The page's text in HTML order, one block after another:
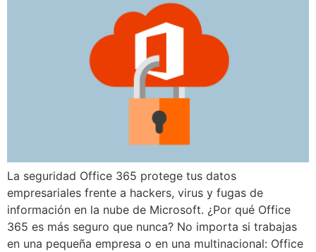
La seguridad Office 365 protege tus datos
empresariales frente a hackers, virus y fugas de
información en la nube de Microsoft. ¿Por qué Office
365 es más seguro que nunca? No importa si trabajas
en una pequeña empresa o en una multinacional: Office